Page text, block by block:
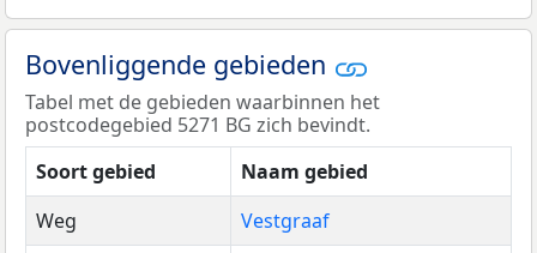
Bovenliggende gebieden
Tabel met de gebieden waarbinnen het
postcodegebied 5271 BG zich bevindt.
Soort gebied
Naam gebied
Weg
Vestgraaf